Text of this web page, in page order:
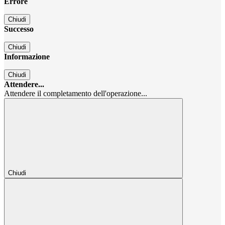
Chiudi
Successo
Chiudi
Informazione
Chiudi
Attendere...
Attendere il completamento dell'operazione...
Chiudi